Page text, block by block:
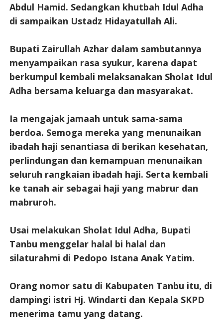
Abdul Hamid. Sedangkan khutbah Idul Adha
di sampaikan Ustadz Hidayatullah Ali.
Bupati Zairullah Azhar dalam sambutannya
menyampaikan rasa syukur, karena dapat
berkumpul kembali melaksanakan Sholat Idul
Adha bersama keluarga dan masyarakat.
Ia mengajak jamaah untuk sama-sama
berdoa. Semoga mereka yang menunaikan
ibadah haji senantiasa di berikan kesehatan,
perlindungan dan kemampuan menunaikan
seluruh rangkaian ibadah haji. Serta kembali
ke tanah air sebagai haji yang mabrur dan
mabruroh.
Usai melakukan Sholat Idul Adha, Bupati
Tanbu menggelar halal bi halal dan
silaturahmi di Pedopo Istana Anak Yatim.
Orang nomor satu di Kabupaten Tanbu itu, di
dampingi istri Hj. Windarti dan Kepala SKPD
menerima tamu yang datang.